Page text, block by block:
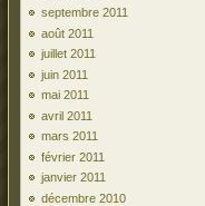
septembre 2011
août 2011
juillet 2011
juin 2011
mai 2011
avril 2011
mars 2011
février 2011
janvier 2011
décembre 2010